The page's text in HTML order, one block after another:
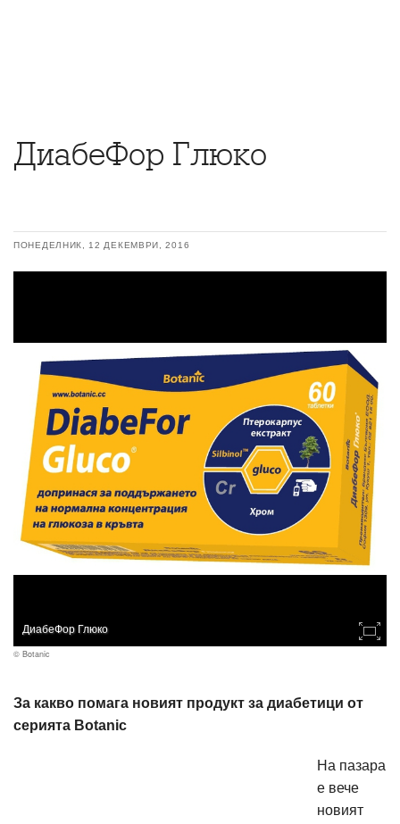
ДиабеФор Глюко
ПОНЕДЕЛНИК, 12 ДЕКЕМВРИ, 2016
ДиабеФор Глюко
© Botanic
За какво помага новият продукт за диабетици от
серията Botanic
На пазара
е вече
новият